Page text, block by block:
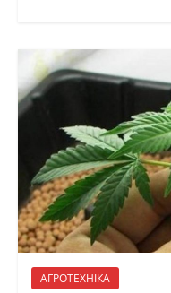
АГРОТЕХНІКА